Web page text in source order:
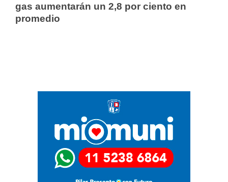
gas aumentarán un 2,8 por ciento en
promedio